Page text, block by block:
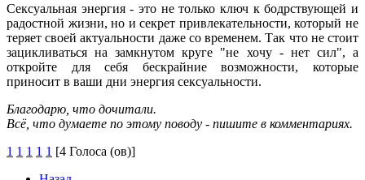
Сексуальная энергия - это не только ключ к бодрствующей и
радостной жизни, но и секрет привлекательности, который не
теряет своей актуальности даже со временем. Так что не стоит
зацикливаться на замкнутом круге "не хочу - нет сил", а
откройте для себя бескрайние возможности, которые
приносит в ваши дни энергия сексуальности.
Благодарю, что дочитали.
Всё, что думаете по этому поводу - пишите в комментариях.
1 1 1 1 1 [4 Голоса (ов)]